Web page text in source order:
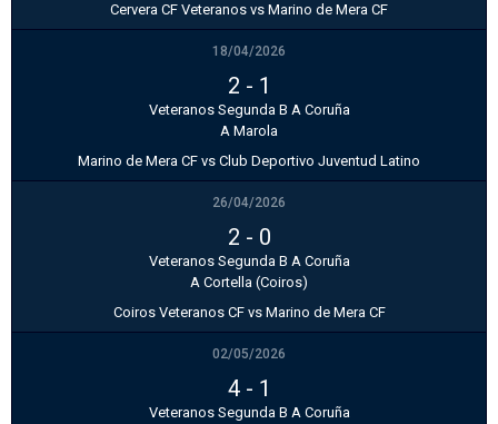
Cervera CF Veteranos vs Marino de Mera CF
18/04/2026
2 - 1
Veteranos Segunda B A Coruña
A Marola
Marino de Mera CF vs Club Deportivo Juventud Latino
26/04/2026
2 - 0
Veteranos Segunda B A Coruña
A Cortella (Coiros)
Coiros Veteranos CF vs Marino de Mera CF
02/05/2026
4- 1
Veteranos Segunda B A Coruña